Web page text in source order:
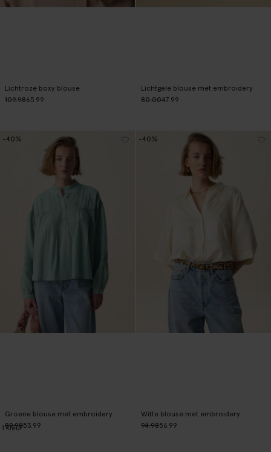
Lichtroze boxy blouse
109.9865.99
Lichtgele blouse met embroidery
80.0047.99
Groene blouse met embroidery
89.9853.99
-40%
1kleur
Witte blouse met embroidery
94.9856.99
-40%